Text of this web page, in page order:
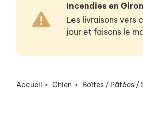
Incendies en
Les livraisons vers
jour et faisons le
Accueil > Chien > Boîtes / Pâtées /